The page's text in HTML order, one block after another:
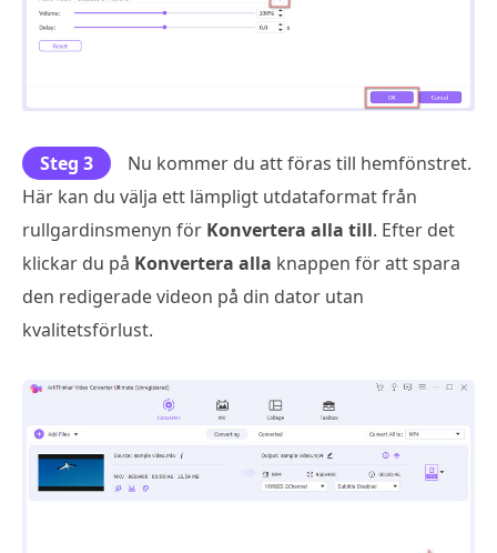
Steg 3
Nu kommer du att föras till hemfönstret.
Här kan du välja ett lämpligt utdataformat från
rullgardinsmenyn för Konvertera alla till. Efter det
klickar du på Konvertera alla knappen för att spara
den redigerade videon på din dator utan
kvalitetsförlust.